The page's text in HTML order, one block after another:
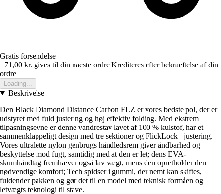
Gratis forsendelse
+71,00 kr. gives til din naeste ordre Krediteres efter bekraeftelse af din
ordre
Loading...
Beskrivelse
Den Black Diamond Distance Carbon FLZ er vores bedste pol, der er
udstyret med fuld justering og høj effektiv folding. Med ekstrem
tilpasningsevne er denne vandrestav lavet af 100 % kulstof, har et
sammenklappeligt design med tre sektioner og FlickLock+ justering.
Vores ultralette nylon genbrugs håndledsrem giver åndbarhed og
beskyttelse mod fugt, samtidig med at den er let; dens EVA-
skumhåndtag fremhæver også lav vægt, mens den opretholder den
nødvendige komfort; Tech spidser i gummi, der nemt kan skiftes,
fuldender pakken og gør det til en model med teknisk formåen og
letvægts teknologi til stave.